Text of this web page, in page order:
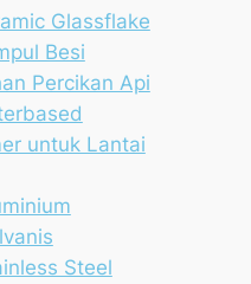
Glassflake
Besi
Percikan Api
untuk Lantai
Steel